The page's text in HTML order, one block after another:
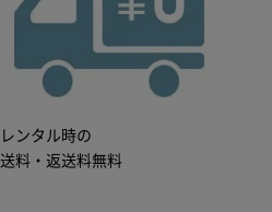
レンタル時の
送料・返送料無料